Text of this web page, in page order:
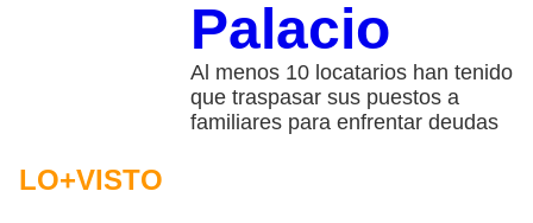
Palacio
Al menos 10 locatarios han tenido
que traspasar sus puestos a
familiares para enfrentar deudas
LO+VISTO